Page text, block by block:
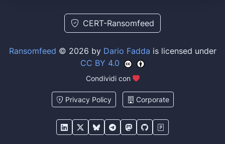
CERT-Ransomfeed
Ransomfeed © 2026 by Dario Fadda is licensed under
CC BY 4.0
Condividi con
Privacy Policy Corporate